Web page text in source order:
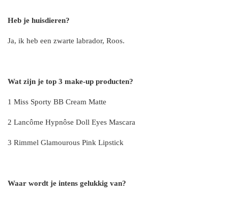
Heb je huisdieren?
Ja, ik heb een zwarte labrador, Roos.
Wat zijn je top 3 make-up producten?
1 Miss Sporty BB Cream Matte
2 Lancôme Hypnôse Doll Eyes Mascara
3 Rimmel Glamourous Pink Lipstick
Waar wordt je intens gelukkig van?